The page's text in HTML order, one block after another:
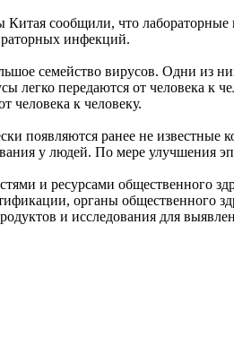
Китая сообщили, что
инфекций.
семейство вирусов. Одни из
легко передаются от человека к
человека к человеку.
появляются ранее не
у людей. По мере улучшения
и ресурсами общественного
органы общественного
и исследования для